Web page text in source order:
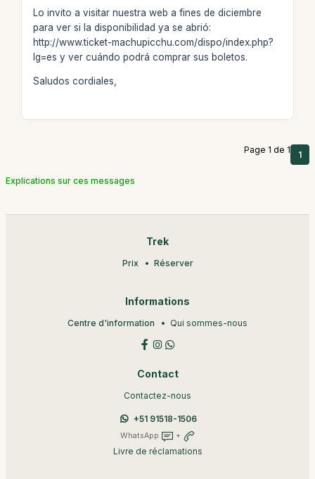
Lo invito a visitar nuestra web a fines de diciembre
para ver si la disponibilidad ya se abrió:
http://www.ticket-machupicchu.com/dispo/index.php?
lg=es y ver cuándo podrá comprar sus boletos.
Saludos cordiales,
Page 1 de 1 1
Explications sur ces messages
Trek
Prix Réserver
Informations
Centre d'information Qui sommes-nous
Contact
Contactez-nous
+51 91518-1506
WhatsApp +
Livre de réclamations